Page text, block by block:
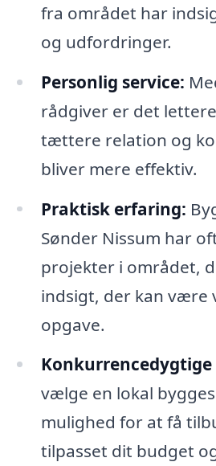
fra området har
og udfordringer.
Personlig service:
rådgiver er det
tættere relation og
bliver mere effektiv.
Praktisk erfaring:
Sønder Nissum har
projekter i området,
indsigt, der kan
opgave.
Konkurrencedygtige
vælge en lokal
mulighed for at få
tilpasset dit budget